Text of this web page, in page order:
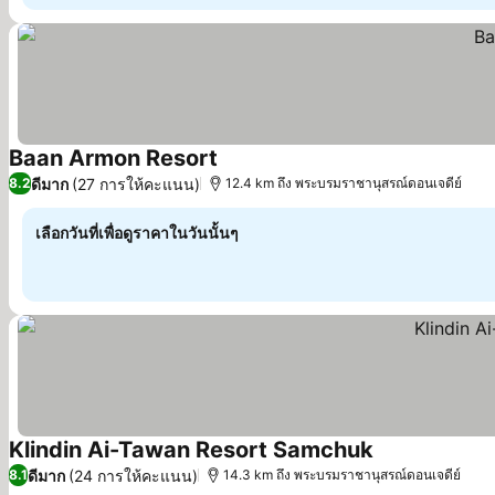
Baan Armon Resortดูราคา
8.2ดีมาก (27 การให้คะแนน) 12.4 km ถึง พระบรมราชานุสรณ์ดอนเจดีย์
เลือกวันที่เพื่อดูราคาในวันนั้นๆ
Klindin Ai-Tawan Resort Samchukดูราคา
8.1ดีมาก (24 การให้คะแนน) 14.3 km ถึง พระบรมราชานุสรณ์ดอนเจดีย์